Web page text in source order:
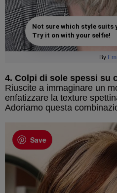
Not sure which style suits
Try it on with your selfie!
By
4. Colpi di sole spessi su
Riuscite a immaginare un
enfatizzare la texture
Adoriamo questa
Save